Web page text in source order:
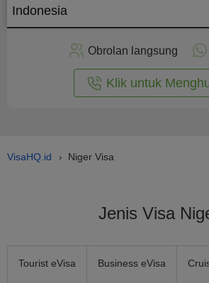
Indonesia
Obrolan langsung
Klik untuk
VisaHQ.id › Niger Visa
Jenis Visa
Tourist eVisa Business eVisa